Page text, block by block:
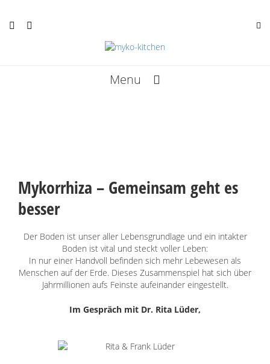
Menu
Infos
Über mich
Freunde
Mykorrhiza – Gemeinsam geht es
besser
Der Boden ist unser aller Lebensgrundlage und ein intakter
Boden ist vital und steckt voller Leben:
In nur einer Handvoll befinden sich mehr Lebewesen als
Menschen auf der Erde. Dieses Zusammenspiel hat sich über
Jahrmillionen aufs Feinste aufeinander eingestellt.
Im Gespräch mit Dr. Rita Lüder,